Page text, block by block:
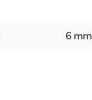
6 mm